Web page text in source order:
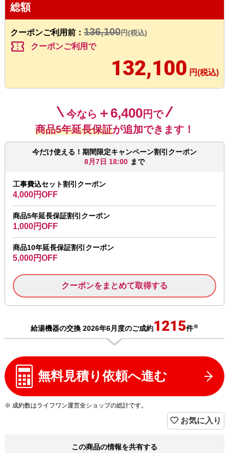
総額
クーポンご利用前： 136,100円(税込)
confirmation_number クーポンご利用で
132,100 円(税込)
今なら ＋6,400円で
商品5年延長保証が追加できます！
今だけ使える！期間限定キャンペーン割引クーポン
8月7日 18:00 まで
工事費込セット割引クーポン
4,000円OFF
商品5年延長保証割引クーポン
1,000円OFF
商品10年延長保証割引クーポン
5,000円OFF
クーポンをまとめて取得する
給湯機器の交換 2026年6月度のご成約1215件※
無料見積り依頼へ進む
※ 成約数はライフワン運営全ショップの総計です。
お気に入り
この商品の情報を共有する